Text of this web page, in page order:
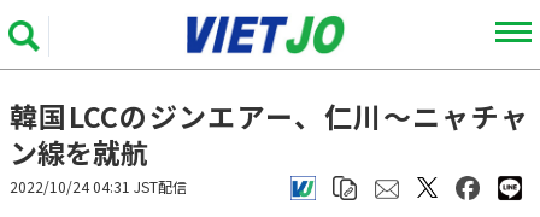
韓国LCCのジンエアー、仁川～ニャチャ
ン線を就航
2022/10/24 04:31 JST配信